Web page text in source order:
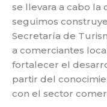
se llevara a cabo la
seguimos
Secretaría de
a comerciantes
fortalecer el
partir del
con el sector